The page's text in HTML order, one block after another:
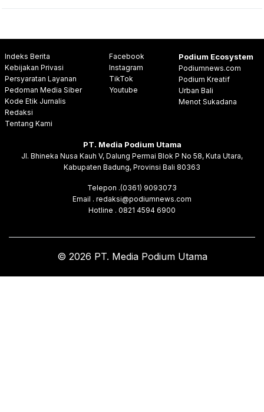
Indeks Berita
Kebijakan Privasi
Persyaratan Layanan
Pedoman Media Siber
Kode Etik Jurnalis
Redaksi
Tentang Kami
Facebook
Instagram
TikTok
Youtube
Podium Ecosystem
Podiumnews.com
Podium Kreatif
Urban Bali
Menot Sukadana
PT. Media Podium Utama
Jl. Bhineka Nusa Kauh V, Dalung Permai Blok P No 58, Kuta Utara,
Kabupaten Badung, Provinsi Bali 80363
Telepon .(0361) 9093073
Email . redaksi@podiumnews.com
Hotline . 0821 4594 6900
© 2026 PT. Media Podium Utama